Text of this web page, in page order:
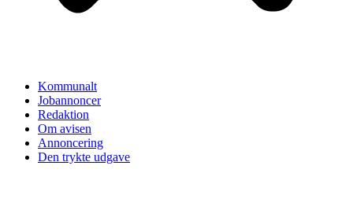
Kommunalt
Jobannoncer
Redaktion
Om avisen
Annoncering
Den trykte udgave